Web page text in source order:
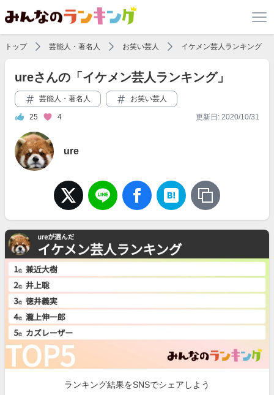
トップ 芸能人・著名人 お笑い芸人 イケメン芸人ランキング
ureさんの「イケメン芸人ランキング」
芸能人・著名人 お笑い芸人
25 4 更新日: 2020/10/31
ure
ランキング結果をSNSでシェアしよう